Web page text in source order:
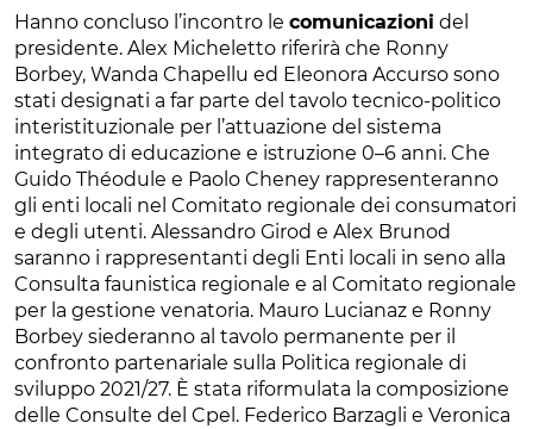
Hanno concluso l’incontro le comunicazioni del
presidente. Alex Micheletto riferirà che Ronny
Borbey, Wanda Chapellu ed Eleonora Accurso sono
stati designati a far parte del tavolo tecnico-politico
interistituzionale per l’attuazione del sistema
integrato di educazione e istruzione 0–6 anni. Che
Guido Théodule e Paolo Cheney rappresenteranno
gli enti locali nel Comitato regionale dei consumatori
e degli utenti. Alessandro Girod e Alex Brunod
saranno i rappresentanti degli Enti locali in seno alla
Consulta faunistica regionale e al Comitato regionale
per la gestione venatoria. Mauro Lucianaz e Ronny
Borbey siederanno al tavolo permanente per il
confronto partenariale sulla Politica regionale di
sviluppo 2021/27. È stata riformulata la composizione
delle Consulte del Cpel. Federico Barzagli e Veronica